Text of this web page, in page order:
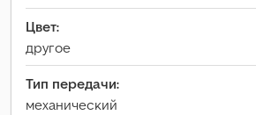
Цвет:
другое
Тип передачи:
механический